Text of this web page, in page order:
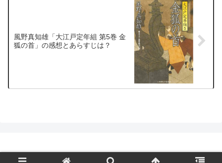
風野真知雄「大江戸定年組 第5巻 金
狐の首」の感想とあらすじは？